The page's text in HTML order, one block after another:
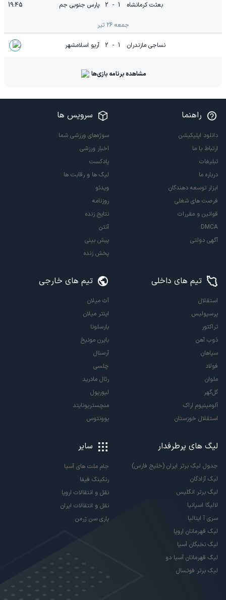
بعثت کرمانشاه 1
-
2 پارس جنوبی جم 19:45
جمعه 26 تیر
نساجی مازندران 1
-
2 آریو اسلامشهر
مشاهده برنامه بازی‌ها
راهنما
دانلود اپلیکیشن
ارتباط با ما
تبلیغات
درباره ما
ابزار توسعه دهندگان
فرصت های شغلی
قوانین و مقررات
DMCA
آگهی دولتی
سرویس ها
سوژه‌های ورزشی شما
اخبار ورزشی
پادکست
لیگ ها و رقابت ها
ویدئو
روزنامه
نتایج زنده
آنتن
پیش بینی
پخش زنده
تیم های داخلی
استقلال
پرسپولیس
تراکتور
ذوب آهن
سپاهان
فولاد
ملوان
گل‌گهر
آلومینیوم اراک
استقلال خوزستان
تیم های خارجی
آث میلان
اینتر میلان
بارسلونا
بایرن مونیخ
آرسنال
چلسی
رئال مادرید
لیورپول
منچستریونایتد
یوونتوس
لیگ های پرطرفدار
جدول لیگ برتر ایران (خلیج فارس)
لیگ آزادگان
لیگ برتر انگلیس
لالیگا اسپانیا
سری آ ایتالیا
لیگ قهرمانان اروپا
لیگ نخبگان آسیا
لیگ قهرمانان آسیا دو
لیگ برتر فوتسال
سایر
جام ملت های آسیا
رنکینگ فیفا
نقل و انتقالات اروپا
نقل و انتقالات ایران
پاری سن ژرمن